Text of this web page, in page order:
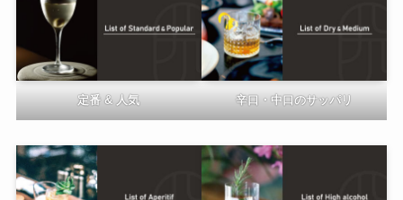
定番 & 人気 辛口・中口のサッパリ